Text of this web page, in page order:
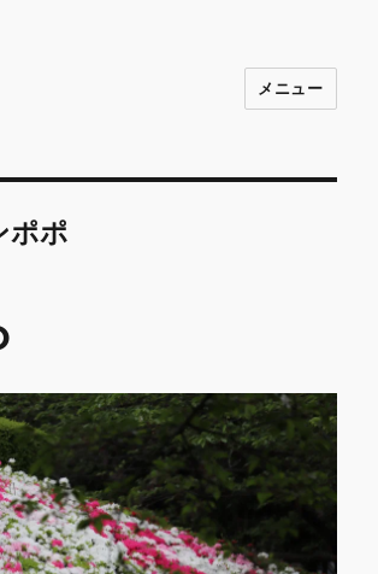
～日常に彩りを～ フ
江戸川区瑞江
メニュー
ポポ